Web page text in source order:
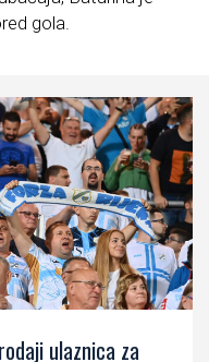
gola.
ulaznica za